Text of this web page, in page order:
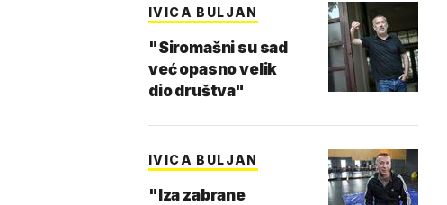
IVICA BULJAN
"Siromašni su sad
već opasno velik
dio društva"
IVICA BULJAN
"Iza zabrane